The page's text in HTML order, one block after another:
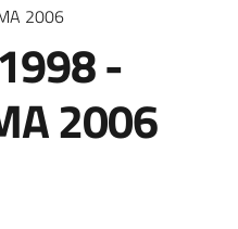
2006
-
2006